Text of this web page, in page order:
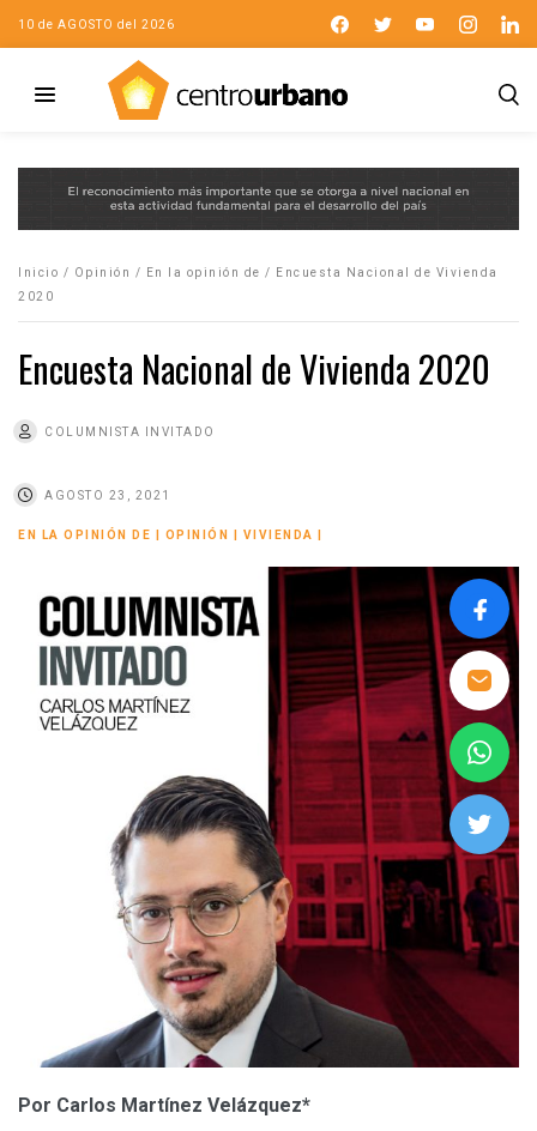
10 de AGOSTO del 2026
Inicio / Opinión / En la opinión de /
Encuesta Nacional de Vivienda
2020
Encuesta Nacional de Vivienda 2020
COLUMNISTA INVITADO
AGOSTO 23, 2021
EN LA OPINIÓN DE OPINIÓN VIVIENDA
Por Carlos Martínez Velázquez*